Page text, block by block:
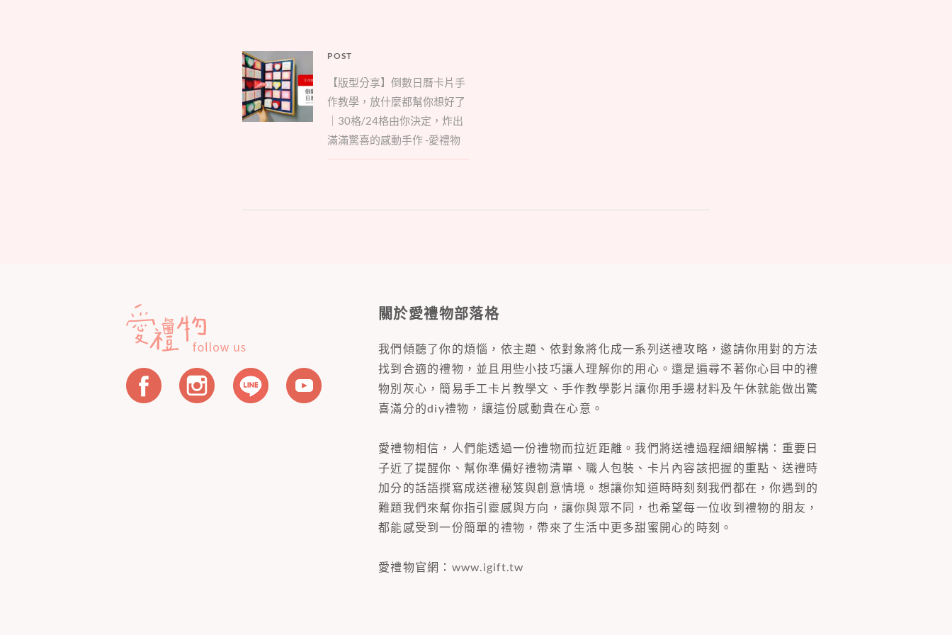
文
章
導
覽
POST
Parent
post:
【版型分享】倒數日曆卡片手
作教學，放什麼都幫你想好了
｜30格/24格由你決定，炸出
滿滿驚喜的感動手作 -愛禮物
關於愛禮物部落格
我們傾聽了你的煩惱，依主題、依對象將化成一系列送禮攻略，邀請你用對的方法
找到合適的禮物，並且用些小技巧讓人理解你的用心。還是遍尋不著你心目中的禮
物別灰心，簡易手工卡片教學文、手作教學影片讓你用手邊材料及午休就能做出驚
喜滿分的diy禮物，讓這份感動貴在心意。
愛禮物相信，人們能透過一份禮物而拉近距離。我們將送禮過程細細解構：重要日
子近了提醒你、幫你準備好禮物清單、職人包裝、卡片內容該把握的重點、送禮時
加分的話語撰寫成送禮秘笈與創意情境。想讓你知道時時刻刻我們都在，你遇到的
難題我們來幫你指引靈感與方向，讓你與眾不同，也希望每一位收到禮物的朋友，
都能感受到一份簡單的禮物，帶來了生活中更多甜蜜開心的時刻。
愛禮物官網： www.igift.tw